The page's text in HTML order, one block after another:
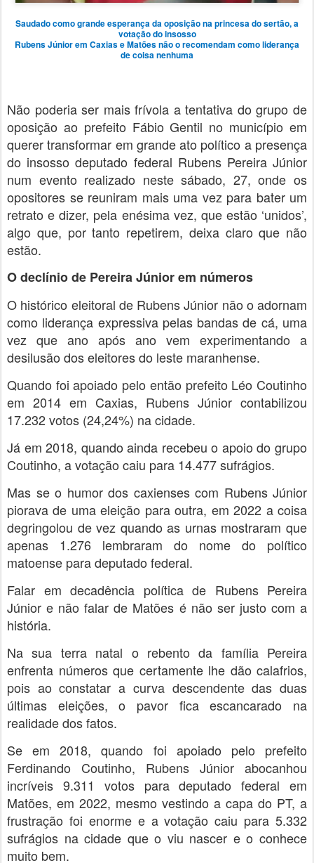
Saudado como grande esperança da oposição na princesa do sertão, a
votação do insosso
Rubens Júnior em Caxias e Matões não o recomendam como liderança
de coisa nenhuma
Não poderia ser mais frívola a tentativa do grupo de
oposição ao prefeito Fábio Gentil no município em
querer transformar em grande ato político a presença
do insosso deputado federal Rubens Pereira Júnior
num evento realizado neste sábado, 27, onde os
opositores se reuniram mais uma vez para bater um
retrato e dizer, pela enésima vez, que estão ‘unidos’,
algo que, por tanto repetirem, deixa claro que não
estão.
O declínio de Pereira Júnior em números
O histórico eleitoral de Rubens Júnior não o adornam
como liderança expressiva pelas bandas de cá, uma
vez que ano após ano vem experimentando a
desilusão dos eleitores do leste maranhense.
Quando foi apoiado pelo então prefeito Léo Coutinho
em 2014 em Caxias, Rubens Júnior contabilizou
17.232 votos (24,24%) na cidade.
Já em 2018, quando ainda recebeu o apoio do grupo
Coutinho, a votação caiu para 14.477 sufrágios.
Mas se o humor dos caxienses com Rubens Júnior
piorava de uma eleição para outra, em 2022 a coisa
degringolou de vez quando as urnas mostraram que
apenas 1.276 lembraram do nome do político
matoense para deputado federal.
Falar em decadência política de Rubens Pereira
Júnior e não falar de Matões é não ser justo com a
história.
Na sua terra natal o rebento da família Pereira
enfrenta números que certamente lhe dão calafrios,
pois ao constatar a curva descendente das duas
últimas eleições, o pavor fica escancarado na
realidade dos fatos.
Se em 2018, quando foi apoiado pelo prefeito
Ferdinando Coutinho, Rubens Júnior abocanhou
incríveis 9.311 votos para deputado federal em
Matões, em 2022, mesmo vestindo a capa do PT, a
frustração foi enorme e a votação caiu para 5.332
sufrágios na cidade que o viu nascer e o conhece
muito bem.